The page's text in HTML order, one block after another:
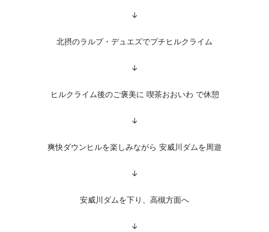
↓
北摂のラルプ・デュエズでプチヒルクライム
↓
ヒルクライム後のご褒美に 喫茶おおいわ で休憩
↓
爽快ダウンヒルを楽しみながら 安威川ダムを周遊
↓
安威川ダムを下り、高槻方面へ
↓